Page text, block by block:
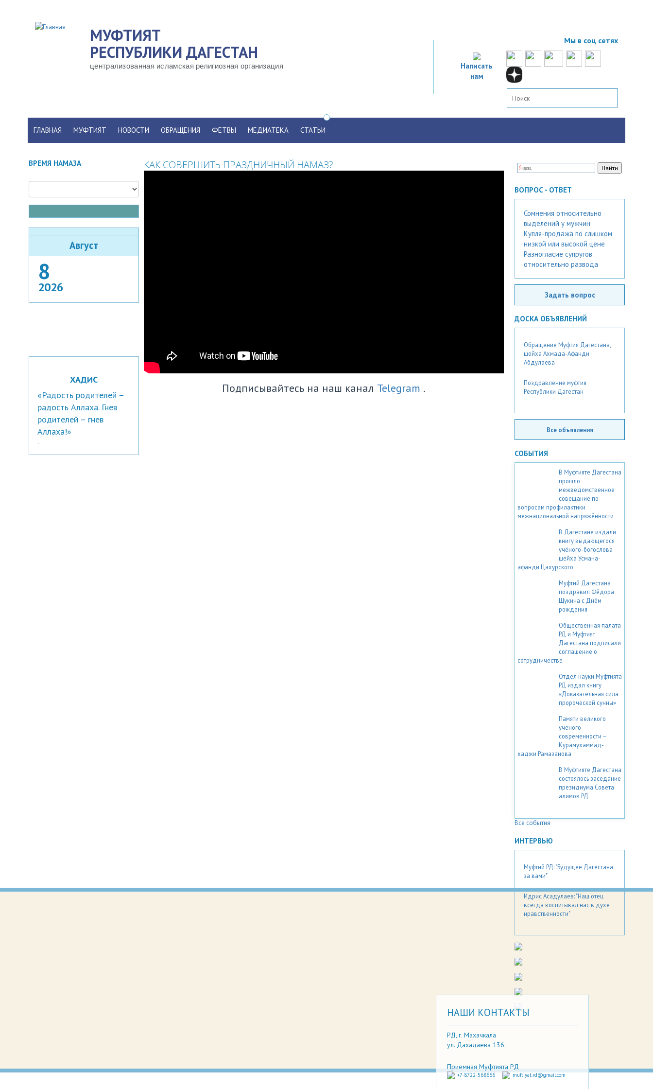
МУФТИЯТ
РЕСПУБЛИКИ ДАГЕСТАН
централизованная исламская религиозная организация
Написать
нам
Мы в соц сетях
ГЛАВНАЯ МУФТИЯТ НОВОСТИ ОБРАЩЕНИЯ ФЕТВЫ МЕДИАТЕКА СТАТЬИ
КАК СОВЕРШИТЬ ПРАЗДНИЧНЫЙ НАМАЗ?
Подписывайтесь на наш канал Telegram .
ВРЕМЯ НАМАЗА
Август
8
2026
ХАДИС
«Радость родителей –
радость Аллаха. Гнев
родителей – гнев
Аллаха!»
.
ВОПРОС - ОТВЕТ
Сомнения относительно
выделений у мужчин
Купля-продажа по слишком
низкой или высокой цене
Разногласие супругов
относительно развода
Задать вопрос
ДОСКА ОБЪЯВЛЕНИЙ
Обращение Муфтия Дагестана,
шейха Ахмада-Афанди
Абдулаева
Поздравление муфтия
Республики Дагестан
Все объявления
СОБЫТИЯ
В Муфтияте Дагестана
прошло
межведомственное
совещание по
вопросам профилактики
межнациональной напряжённости
В Дагестане издали
книгу выдающегося
учёного-богослова
шейха Усмана-
афанди Цахурского
Муфтий Дагестана
поздравил Фёдора
Щукина с Днём
рождения
Общественная палата
РД и Муфтият
Дагестана подписали
соглашение о
сотрудничестве
Отдел науки Муфтията
РД издал книгу
«Доказательная сила
пророческой сунны»
Памяти великого
учёного
современности —
Курамухаммад-
хаджи Рамазанова
В Муфтияте Дагестана
состоялось заседание
президиума Совета
алимов РД
Все события
ИНТЕРВЬЮ
Муфтий РД: "Будущее Дагестана
за вами"
Идрис Асадулаев: "Наш отец
всегда воспитывал нас в духе
нравственности"
НАШИ КОНТАКТЫ
РД, г. Махачкала
ул. Дахадаева 136.
Приемная Муфтията РД
+7-8722-568666 muftiyat.rd@gmail.com